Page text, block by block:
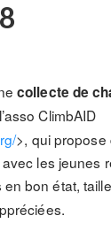
collecte de
ClimbAID
>, qui propose
les jeunes
bon état,